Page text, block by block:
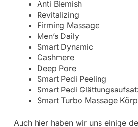
Anti Blemish
Revitalizing
Firming Massage
Men’s Daily
Smart Dynamic
Cashmere
Deep Pore
Smart Pedi Peeling
Smart Pedi
Smart Turbo Massage
Auch hier haben wir uns einige